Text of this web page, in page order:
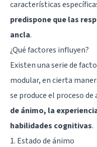
características
predispone que las
ancla.
¿Qué factores influyen?
Existen una serie de
modular, en cierta
se produce el proceso de
de ánimo, la
habilidades cognitivas.
1. Estado de ánimo